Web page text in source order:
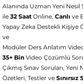
Alanında Uzman Yeni Nesil
ile 32 Saat Online, Canlı ve
Yapay Zeka Destekli Kişiye
ve
Modüler Ders Anlatım
35+ Bin Video Çözümlü
Çıkmış Sınav Soruları,
Özetleri, Testler ve